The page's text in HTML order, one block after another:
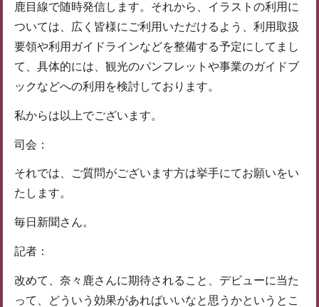
鹿目線で随時発信します。それから、イラストの利用に
ついては、広く皆様にご利用いただけるよう、利用取扱
要領や利用ガイドラインなどを整備する予定にしてまし
て、具体的には、観光のパンフレットや事業のガイドブ
ックなどへの利用を検討しております。
私からは以上でございます。
司会：
それでは、ご質問がございます方は挙手にてお願いをい
たします。
毎日新聞さん。
記者：
改めて、奈々鹿さんに期待されること、デビューに当た
って、どういう効果があればいいなと思うかというとこ